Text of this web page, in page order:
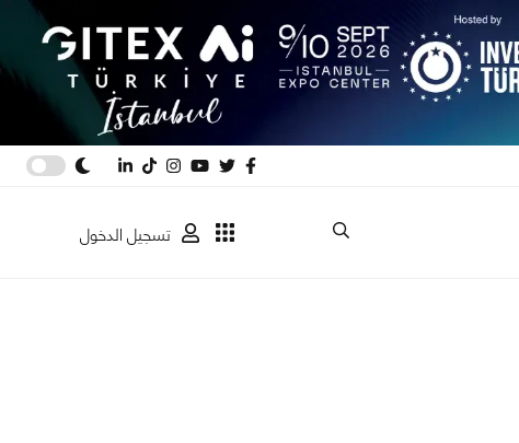
تسجيل الدخول